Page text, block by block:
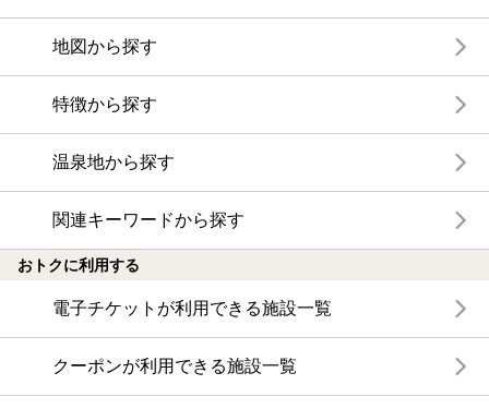
地図から探す
特徴から探す
温泉地から探す
関連キーワードから探す
おトクに利用する
電子チケットが利用できる施設一覧
クーポンが利用できる施設一覧